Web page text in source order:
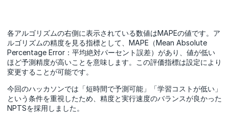
各アルゴリズムの右側に表示されている数値はMAPEの値です。ア
ルゴリズムの精度を見る指標として、MAPE（Mean Absolute
Percentage Error：平均絶対パーセント誤差）があり、値が低い
ほど予測精度が高いことを意味します。この評価指標は設定により
変更することが可能です。
今回のハッカソンでは「短時間で予測可能」「学習コストが低い」
という条件を重視したため、精度と実行速度のバランスが良かった
NPTSを採用しました。